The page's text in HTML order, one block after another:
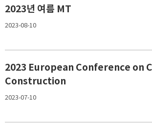
2023년 여름 MT
2023-08-10
2023 European Conference on
Construction
2023-07-10